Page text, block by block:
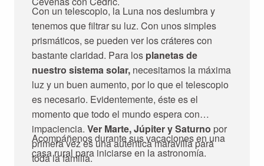
Con un telescopio, la Luna nos deslumbra y
tenemos que filtrar su luz. Con unos simples
prismáticos, se pueden ver los cráteres con
bastante claridad. Para los planetas de
nuestro sistema solar, necesitamos la máxima
luz y un buen aumento, por lo que el telescopio
es necesario. Evidentemente, éste es el
momento que todo el mundo espera con
impaciencia. Ver Marte, Júpiter y Saturno por
primera vez es una auténtica maravilla para
toda la familia.
Acompáñenos durante sus vacaciones en una
casa rural para iniciarse en la astronomía.